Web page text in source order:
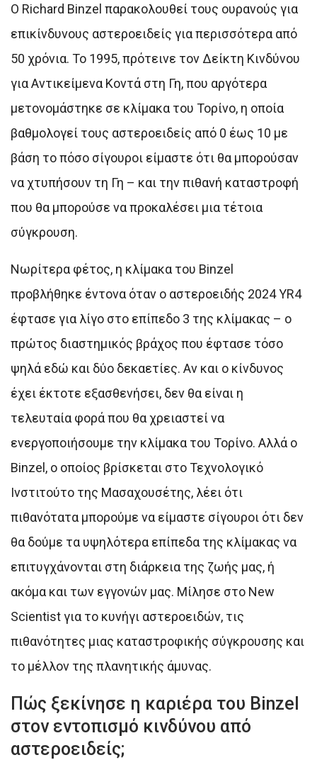
Ο Richard Binzel παρακολουθεί τους ουρανούς για
επικίνδυνους αστεροειδείς για περισσότερα από
50 χρόνια. Το 1995, πρότεινε τον Δείκτη Κινδύνου
για Αντικείμενα Κοντά στη Γη, που αργότερα
μετονομάστηκε σε κλίμακα του Τορίνο, η οποία
βαθμολογεί τους αστεροειδείς από 0 έως 10 με
βάση το πόσο σίγουροι είμαστε ότι θα μπορούσαν
να χτυπήσουν τη Γη – και την πιθανή καταστροφή
που θα μπορούσε να προκαλέσει μια τέτοια
σύγκρουση.
Νωρίτερα φέτος, η κλίμακα του Binzel
προβλήθηκε έντονα όταν ο αστεροειδής 2024 YR4
έφτασε για λίγο στο επίπεδο 3 της κλίμακας – ο
πρώτος διαστημικός βράχος που έφτασε τόσο
ψηλά εδώ και δύο δεκαετίες. Αν και ο κίνδυνος
έχει έκτοτε εξασθενήσει, δεν θα είναι η
τελευταία φορά που θα χρειαστεί να
ενεργοποιήσουμε την κλίμακα του Τορίνο. Αλλά ο
Binzel, ο οποίος βρίσκεται στο Τεχνολογικό
Ινστιτούτο της Μασαχουσέτης, λέει ότι
πιθανότατα μπορούμε να είμαστε σίγουροι ότι δεν
θα δούμε τα υψηλότερα επίπεδα της κλίμακας να
επιτυγχάνονται στη διάρκεια της ζωής μας, ή
ακόμα και των εγγονών μας. Μίλησε στο New
Scientist για το κυνήγι αστεροειδών, τις
πιθανότητες μιας καταστροφικής σύγκρουσης και
το μέλλον της πλανητικής άμυνας.
Πώς ξεκίνησε η καριέρα του Binzel
στον εντοπισμό κινδύνου από
αστεροειδείς;